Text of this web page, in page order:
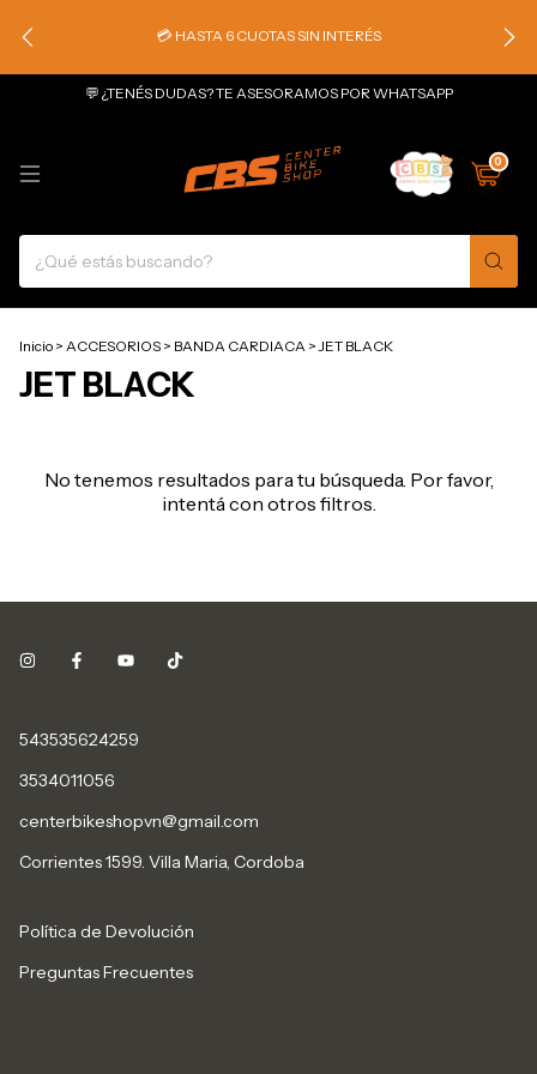
💳 HASTA 6 CUOTAS SIN INTERÉS
💬 ¿TENÉS DUDAS? TE ASESORAMOS POR WHATSAPP
0
Inicio > ACCESORIOS > BANDA CARDIACA > JET BLACK
JET BLACK
No tenemos resultados para tu búsqueda. Por favor,
intentá con otros filtros.
543535624259
3534011056
centerbikeshopvn@gmail.com
Corrientes 1599. Villa Maria, Cordoba
Política de Devolución
Preguntas Frecuentes